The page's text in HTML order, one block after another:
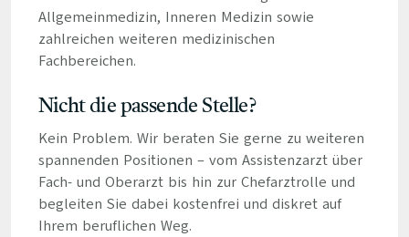
Allgemeinmedizin, Inneren Medizin sowie
zahlreichen weiteren medizinischen
Fachbereichen.
Nicht die passende Stelle?
Kein Problem. Wir beraten Sie gerne zu weiteren
spannenden Positionen – vom Assistenzarzt über
Fach- und Oberarzt bis hin zur Chefarztrolle und
begleiten Sie dabei kostenfrei und diskret auf
Ihrem beruflichen Weg.